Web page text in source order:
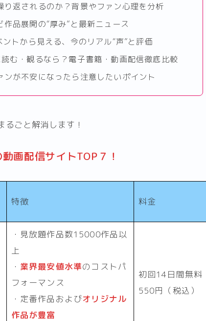
り返されるのか？背景やファン心理を分析
品展開の“厚み”と最新ニュース
トから見える、今のリアル“声”と評価
む・観るなら？電子書籍・動画配信徹底比較
が不安になったら注意したいポイント
ごと解消します！
画配信サイトTOP７！
特徴 料金
・見放題作品数15000作品以
上
・ 業界最安値水準のコストパ
フォーマンス
・定番作品およびオリジナル
作品が豊富
初回14日間無料
550円（税込）